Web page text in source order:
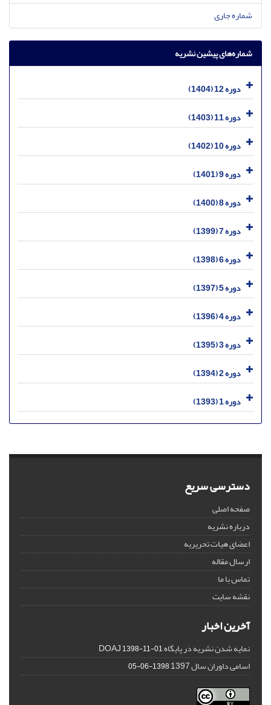
شماره جاری
شماره‌های پیشین نشریه
دوره 12 (1404)
دوره 11 (1403)
دوره 10 (1402)
دوره 9 (1401)
دوره 8 (1400)
دوره 7 (1399)
دوره 6 (1398)
دوره 5 (1397)
دوره 4 (1396)
دوره 3 (1395)
دوره 2 (1394)
دوره 1 (1393)
دسترسی سریع
صفحه اصلی
درباره نشریه
اعضای هیات تحریریه
ارسال مقاله
تماس با ما
نقشه سایت
آخرین اخبار
نمایه شدن نشریه در پایگاه DOAJ1398-11-01
اسامی داوران سال 1397 1398-06-05